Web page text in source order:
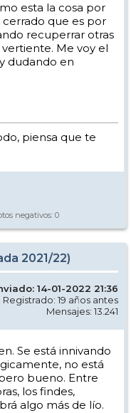
esta la cosa por
cerrado que es por
recuperrar otras
Me voy el
dudando en
piensa que te
negativos: 0
2021/22)
14-01-2022 21:36
Registrado: 19 años antes
Mensajes: 13.241
Se está innivando
no está
bueno. Entre
los findes,
algo más de lío.